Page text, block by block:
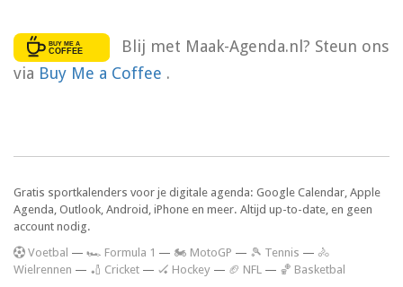
Blij met Maak-Agenda.nl? Steun ons
via Buy Me a Coffee .
Gratis sportkalenders voor je digitale agenda: Google Calendar, Apple
Agenda, Outlook, Android, iPhone en meer. Altijd up-to-date, en geen
account nodig.
Voetbal — 🏎️ Formula 1 — 🏍 MotoGP — 🎾 Tennis — 🚴
Wielrennen — 🏏 Cricket — 🏑 Hockey — 🏈 NFL — 🏀 Basketbal